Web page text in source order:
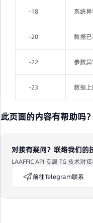
-18 系统
-20 数据
-22 参数异
-23 数据上
此页面的内容有帮助吗？
对接有疑问？联络我们的
LAAFFIC API 专属 TG 技术对
前往Telegram联系